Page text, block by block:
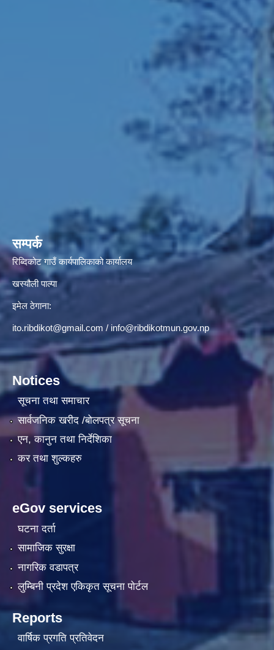
सम्पर्क
रिब्दिकोट गाउँ कार्यपालिकाको कार्यालय
खस्यौली पाल्पा
इमेल ठेगाना:
ito.ribdikot@gmail.com / info@ribdikotmun.gov.np
Notices
सूचना तथा समाचार
सार्वजनिक खरीद /बोलपत्र सूचना
एन, कानुन तथा निर्देशिका
कर तथा शुल्कहरु
eGov services
घटना दर्ता
सामाजिक सुरक्षा
नागरिक वडापत्र
लुम्बिनी प्रदेश एकिकृत सूचना पाेर्टल
Reports
वार्षिक प्रगति प्रतिवेदन